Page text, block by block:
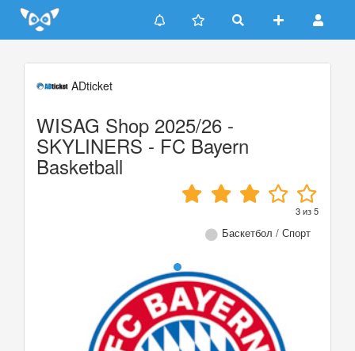
Update cookies preferences
ADticket
WISAG Shop 2025/26 -
SKYLINERS - FC Bayern
Basketball
3из5
Баскетбол / Спорт